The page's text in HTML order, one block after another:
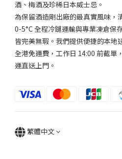
(1)
香
氣
適
中...
微
香
(1)
酒、梅酒及珍稀日本威士忌。
為保留酒造剛出廠的最真實風味，
0-5°C 全程冷鏈運輸與專業凍倉保
皆完美無瑕。我們提供便捷的本地
全港免運費，工作日 14:00 前截單
運直送上門。
繁體中文